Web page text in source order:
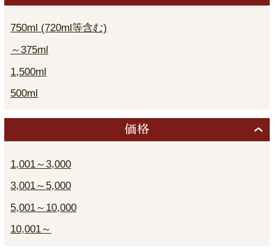
750ml (720ml等含む)
～375ml
1,500ml
500ml
価格
1,001～3,000
3,001～5,000
5,001～10,000
10,001～